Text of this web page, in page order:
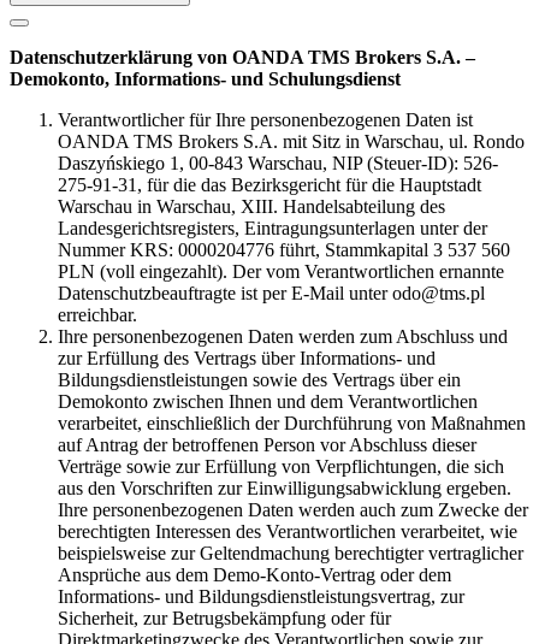
Datenschutzerklärung von OANDA TMS Brokers S.A. –
Demokonto, Informations- und Schulungsdienst
Verantwortlicher für Ihre personenbezogenen Daten ist
OANDA TMS Brokers S.A. mit Sitz in Warschau, ul. Rondo
Daszyńskiego 1, 00-843 Warschau, NIP (Steuer-ID): 526-
275-91-31, für die das Bezirksgericht für die Hauptstadt
Warschau in Warschau, XIII. Handelsabteilung des
Landesgerichtsregisters, Eintragungsunterlagen unter der
Nummer KRS: 0000204776 führt, Stammkapital 3 537 560
PLN (voll eingezahlt). Der vom Verantwortlichen ernannte
Datenschutzbeauftragte ist per E-Mail unter odo@tms.pl
erreichbar.
Ihre personenbezogenen Daten werden zum Abschluss und
zur Erfüllung des Vertrags über Informations- und
Bildungsdienstleistungen sowie des Vertrags über ein
Demokonto zwischen Ihnen und dem Verantwortlichen
verarbeitet, einschließlich der Durchführung von Maßnahmen
auf Antrag der betroffenen Person vor Abschluss dieser
Verträge sowie zur Erfüllung von Verpflichtungen, die sich
aus den Vorschriften zur Einwilligungsabwicklung ergeben.
Ihre personenbezogenen Daten werden auch zum Zwecke der
berechtigten Interessen des Verantwortlichen verarbeitet, wie
beispielsweise zur Geltendmachung berechtigter vertraglicher
Ansprüche aus dem Demo-Konto-Vertrag oder dem
Informations- und Bildungsdienstleistungsvertrag, zur
Sicherheit, zur Betrugsbekämpfung oder für
Direktmarketingzwecke des Verantwortlichen sowie zur